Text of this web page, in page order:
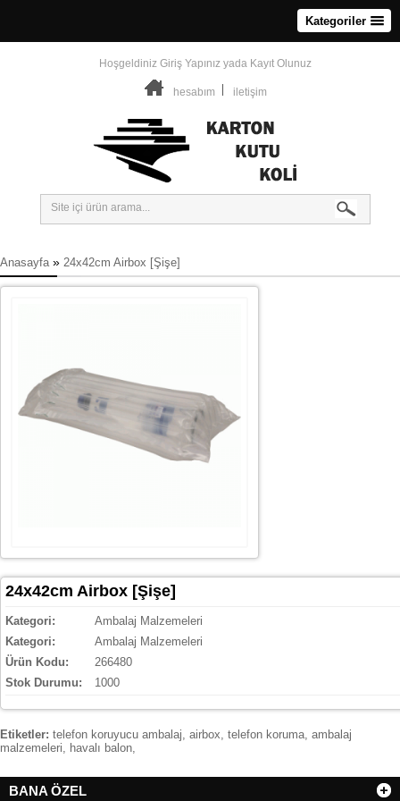
Kategoriler
Hoşgeldiniz Giriş Yapınız yada Kayıt Olunuz
hesabım iletişim
Anasayfa » 24x42cm Airbox [Şişe]
24x42cm Airbox [Şişe]
Kategori:
Ambalaj Malzemeleri
Kategori:
Ambalaj Malzemeleri
Ürün Kodu:
266480
Stok Durumu:
1000
Etiketler: telefon koruyucu ambalaj, airbox, telefon koruma, ambalaj
malzemeleri, havalı balon,
BANA ÖZEL